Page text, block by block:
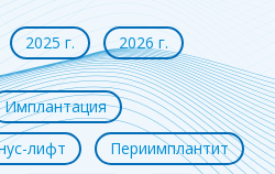
2025 г. 2026 г.
Имплантация
лифт
Периимплантит